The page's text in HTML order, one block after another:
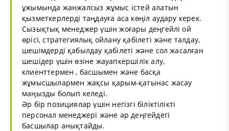
ұжымында жанжалсыз жұмыс істей алатын
қызметкерлерді таңдауға аса көңіл аудару керек.
Сызықтық менеджер үшін жоғары деңгейлі ой
өрісі, стратегиялық ойлану қабілеті және талдау,
шешімдерді қабылдау қабілеті және сол жасалған
шешідер үшін өзіне жауапкершілік алу,
клиенттермен , басшымен және басқа
жұмысшылармен жақсы қарым-қатынас жасау
маңызды болып келеді.
Әр бір позициялар үшін негізгі біліктілікті
персонал менеджері және әр деңгейдегі
басшылар анықтайды.